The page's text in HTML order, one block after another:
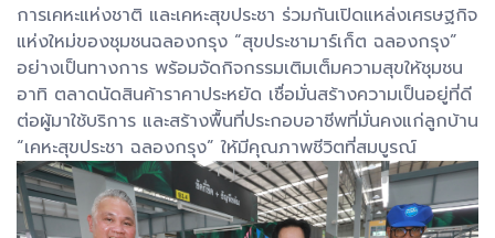
การเคหะแห่งชาติ และเคหะสุขประชา ร่วมกันเปิดแหล่งเศรษฐกิจ
แห่งใหม่ของชุมชนฉลองกรุง “สุขประชามาร์เก็ต ฉลองกรุง”
อย่างเป็นทางการ พร้อมจัดกิจกรรมเติมเต็มความสุขให้ชุมชน
อาทิ ตลาดนัดสินค้าราคาประหยัด เชื่อมั่นสร้างความเป็นอยู่ที่ดี
ต่อผู้มาใช้บริการ และสร้างพื้นที่ประกอบอาชีพที่มั่นคงแก่ลูกบ้าน
“เคหะสุขประชา ฉลองกรุง” ให้มีคุณภาพชีวิตที่สมบูรณ์